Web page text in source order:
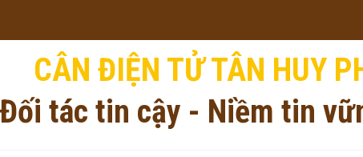
CÂN ĐIỆN TỬ TÂN HUY
Đối tác tin cậy - Niềm tin